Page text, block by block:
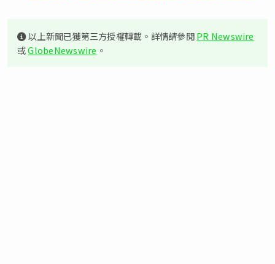
以上新聞已獲第三方授權轉載。詳情請參閱PR Newswire
或GlobeNewswire 。